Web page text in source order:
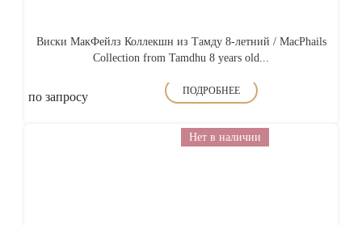
Виски МакФейлз Коллекшн из Тамду 8-летний / MacPhails
Collection from Tamdhu 8 years old...
по запросу ПОДРОБНЕЕ
Нет в наличии